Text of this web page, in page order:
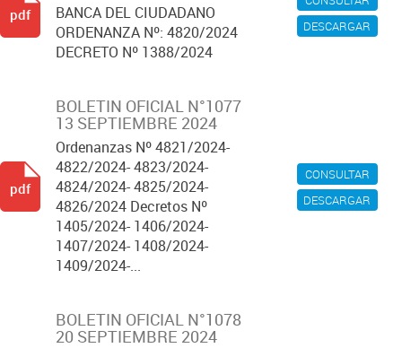
DESCARGAR
BANCA DEL CIUDADANO
ORDENANZA Nº: 4820/2024
DECRETO Nº 1388/2024
pdf
CONSULTAR
DESCARGAR
BOLETIN OFICIAL N°1077
13 SEPTIEMBRE 2024
Ordenanzas Nº 4821/2024-
4822/2024- 4823/2024-
4824/2024- 4825/2024-
4826/2024 Decretos Nº
1405/2024- 1406/2024-
1407/2024- 1408/2024-
1409/2024-...
pdf
BOLETIN OFICIAL N°1078
20 SEPTIEMBRE 2024